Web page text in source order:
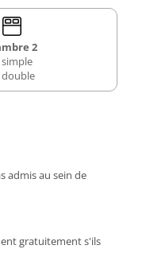
2
double
admis au sein de
gratuitement s'ils